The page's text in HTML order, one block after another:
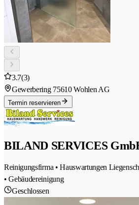
3.7(3)
Gewerbering 75610 Wohlen AG
Termin reservieren
BILAND SERVICES
Reinigungsfirma • Hauswartungen
• Gebäudereinigung
Geschlossen